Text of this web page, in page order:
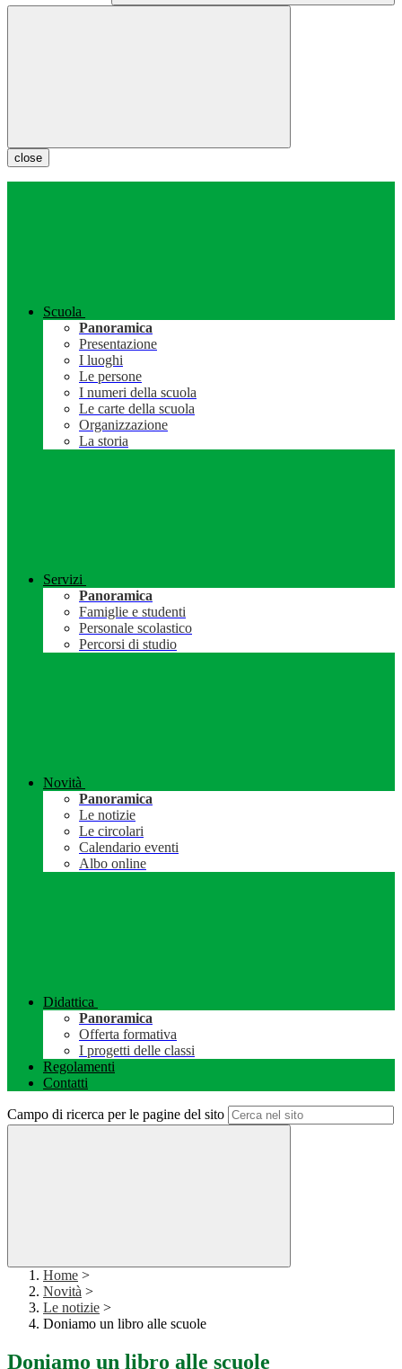
close
Scuola
Panoramica
Presentazione
I luoghi
Le persone
I numeri della scuola
Le carte della scuola
Organizzazione
La storia
Servizi
Panoramica
Famiglie e studenti
Personale scolastico
Percorsi di studio
Novità
Panoramica
Le notizie
Le circolari
Calendario eventi
Albo online
Didattica
Panoramica
Offerta formativa
I progetti delle classi
Regolamenti
Contatti
Campo di ricerca per le pagine del sito
Home >
Novità >
Le notizie >
Doniamo un libro alle scuole
Doniamo un libro alle scuole